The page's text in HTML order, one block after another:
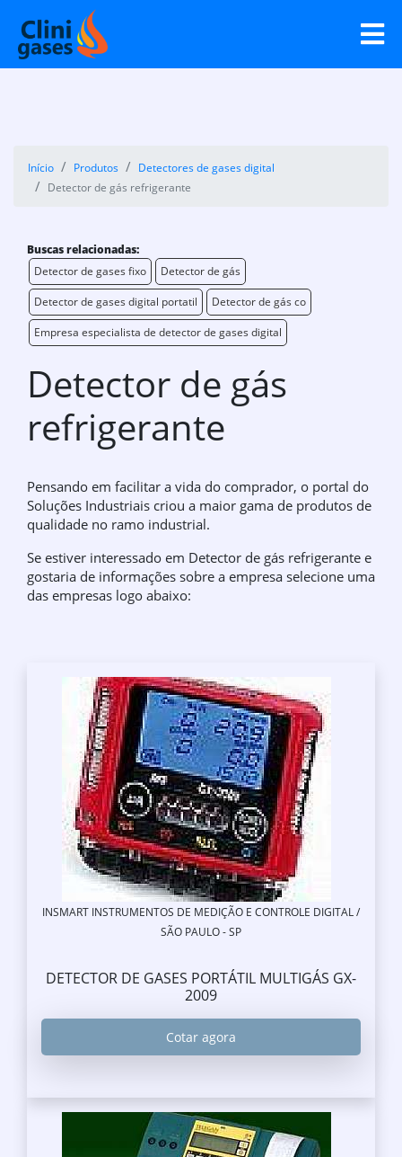
Início Produtos
Detectores de gases digital
Detector de gás refrigerante
Buscas relacionadas:
Detector de gases fixo
Detector de gás
Detector de gases digital portatil
Detector de gás co
Empresa especialista de detector de gases digital
Detector de gás
refrigerante
Pensando em facilitar a vida do comprador, o portal do
Soluções Industriais criou a maior gama de produtos de
qualidade no ramo industrial.
Se estiver interessado em Detector de gás refrigerante e
gostaria de informações sobre a empresa selecione uma
das empresas logo abaixo:
INSMART INSTRUMENTOS DE MEDIÇÃO E CONTROLE DIGITAL /
SÃO PAULO - SP
DETECTOR DE GASES PORTÁTIL MULTIGÁS GX-
2009
Cotar agora